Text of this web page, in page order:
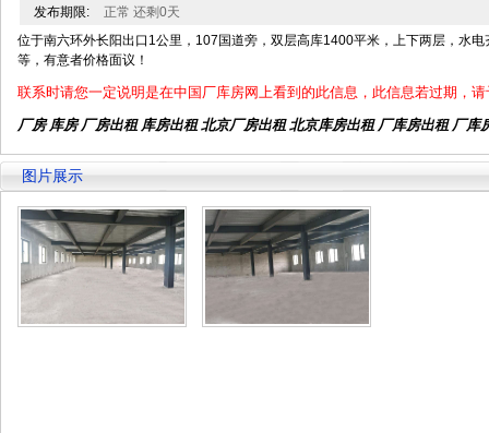
发布期限:
正常 还剩0天
位于南六环外长阳出口1公里，107国道旁，双层高库1400平米，上下两层，水
等，有意者价格面议！
联系时请您一定说明是在中国厂库房网上看到的此信息，此信息若过期，
厂房 库房 厂房出租 库房出租 北京厂房出租 北京库房出租 厂库房出租 厂库
图片展示